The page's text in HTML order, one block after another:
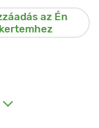
az Én
kertemhez